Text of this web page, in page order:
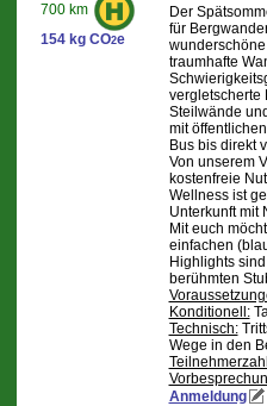
700 km
154 kg CO2e
Der
für
traumhafte
vergletscherte
Steilwände
mit
Bus bis direkt
Von unserem
kostenfreie
Wellness ist
Unterkunft mit
Mit euch
einfachen
Highlights
berühmten
Konditionell:
Technisch:
Wege in den
Anmeldung